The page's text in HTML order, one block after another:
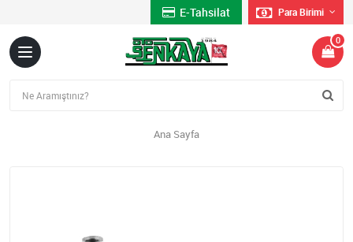
E-Tahsilat Para Birimi
0
Ana Sayfa